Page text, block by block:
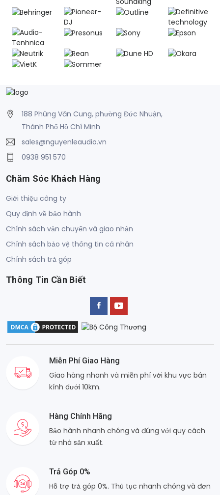
188 Phùng Văn Cung, phường Đức Nhuận,
Thành Phố Hồ Chí Minh
sales@nguyenleaudio.vn
0938 951 570
Chăm Sóc Khách Hàng
Giới thiệu công ty
Quy định về bảo hành
Chính sách vận chuyển và giao nhận
Chính sách bảo vệ thông tin cá nhân
Chính sách trả góp
Thông Tin Cần Biết
Miễn Phí Giao Hàng
Giao hàng nhanh và miễn phí với khu vực bán
kính dưới 10km.
Hàng Chính Hãng
Bảo hành nhanh chóng và đúng với quy cách
từ nhà sản xuất.
Trả Góp 0%
Hỗ trợ trả góp 0%. Thủ tục nhanh chóng và đơn